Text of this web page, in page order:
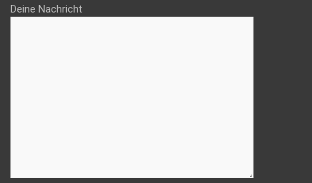
Deine Nachricht